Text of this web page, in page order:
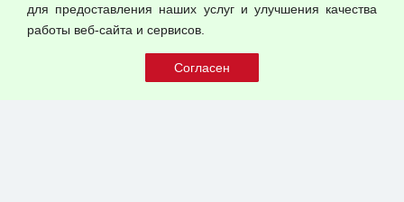
© 2026 ООО "Феникс"
для предоставления наших услуг и улучшения качества
работы веб-сайта и сервисов.